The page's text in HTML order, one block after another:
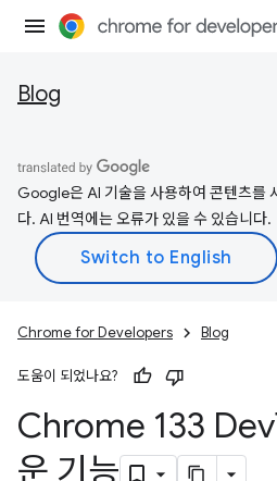
Blog
Google은 AI 기술을 사용하여 콘텐츠를
다. AI 번역에는 오류가 있을 수 있습니다.
Chrome for Developers Blog
도움이 되었나요?
Chrome 133 Dev
운 기능